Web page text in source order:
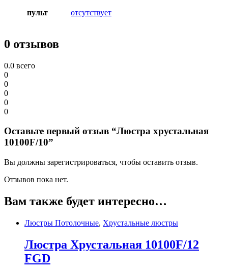
пульт отсутствует
0 отзывов
0.0 всего
0
0
0
0
0
Оставьте первый отзыв “Люстра хрустальная
10100F/10”
Вы должны зарегистрироваться, чтобы оставить отзыв.
Отзывов пока нет.
Вам также будет интересно…
Люстры Потолочные, Хрустальные люстры
Люстра Хрустальная 10100F/12
FGD